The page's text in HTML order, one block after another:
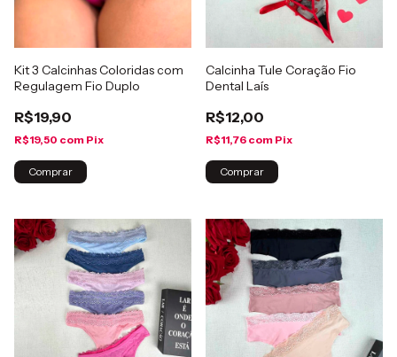
Kit 3 Calcinhas Coloridas com
Regulagem Fio Duplo
R$19,90
R$19,50 com Pix
Comprar
Calcinha Tule Coração Fio
Dental Laís
R$12,00
R$11,76 com Pix
Comprar